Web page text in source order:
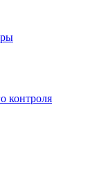
контроля